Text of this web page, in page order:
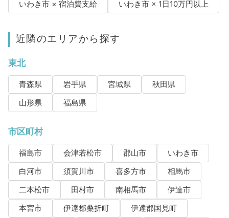
いわき市 × 宿泊費支給
いわき市 × 1日10万円以上
近隣のエリアから探す
東北
青森県 岩手県 宮城県
秋田県
山形県
福島県
市区町村
福島市 会津若松市 郡山市
いわき市
白河市
須賀川市 喜多方市
相馬市
二本松市
田村市 南相馬市
伊達市
本宮市
伊達郡桑折町
伊達郡国見町